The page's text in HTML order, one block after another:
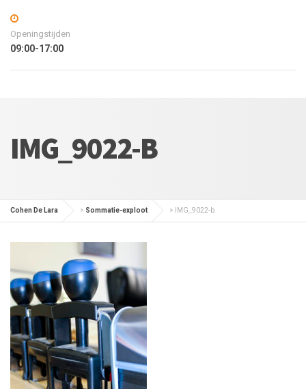
Openingstijden
09:00-17:00
IMG_9022-B
Cohen De Lara > Sommatie-exploot > IMG_9022-b